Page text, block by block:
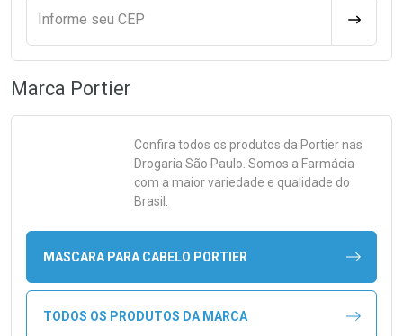
Informe seu CEP
Marca Portier
Confira todos os produtos da Portiernas
Drogaria São Paulo. Somos a Farmácia
com a maior variedade e qualidade do
Brasil.
MASCARA PARA CABELO PORTIER
TODOS OS PRODUTOS DA MARCA